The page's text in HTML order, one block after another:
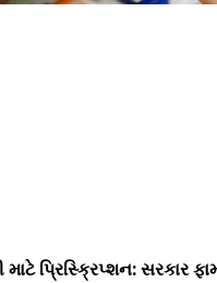
માટે પ્રિસ્ક્રિપ્શન: સરકાર